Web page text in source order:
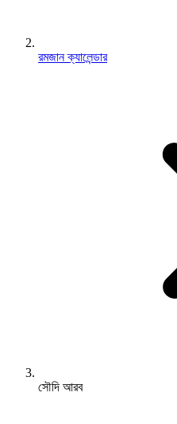
রমজান ক্যালেন্ডার
সৌদি আরব